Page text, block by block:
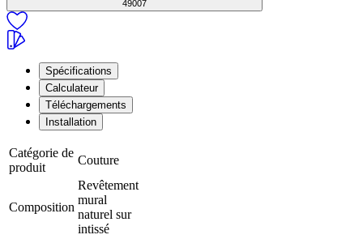
49007
Spécifications
Calculateur
Téléchargements
Installation
Catégorie de
produit
Couture
Composition
Revêtement
mural
naturel sur
intissé